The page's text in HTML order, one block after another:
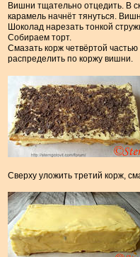
Вишни тщательно отцедить. В
карамель начнёт тянуться.
Шоколад нарезать тонкой
Собираем торт.
Смазать корж четвёртой
распределить по коржу вишни.
Сверху уложить третий корж,